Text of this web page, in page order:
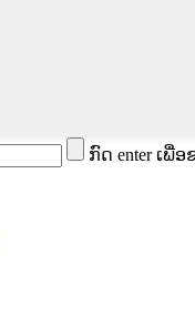
ກົດ enter ເພື່